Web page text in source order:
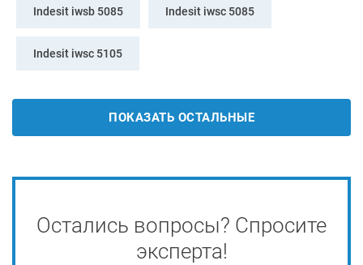
Indesit iwsb 5085 Indesit iwsc 5085
Indesit iwsc 5105
ПОКАЗАТЬ ОСТАЛЬНЫЕ
Остались вопросы? Спросите
эксперта!